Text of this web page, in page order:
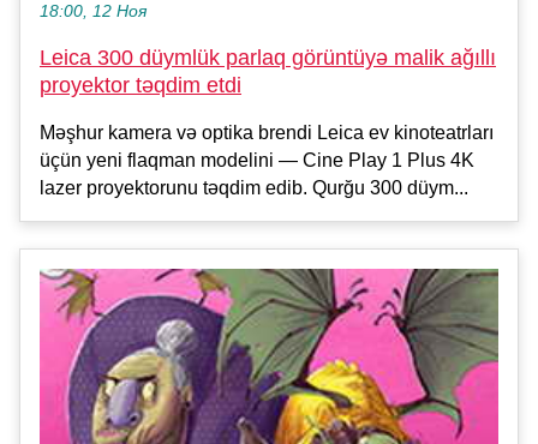
18:00, 12 Ноя
Leica 300 düymlük parlaq görüntüyə malik ağıllı
proyektor təqdim etdi
Məşhur kamera və optika brendi Leica ev kinoteatrları
üçün yeni flaqman modelini — Cine Play 1 Plus 4K
lazer proyektorunu təqdim edib. Qurğu 300 düym...